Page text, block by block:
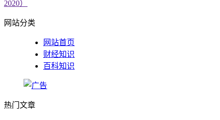
2020）
网站分类
网站首页
财经知识
百科知识
热门文章